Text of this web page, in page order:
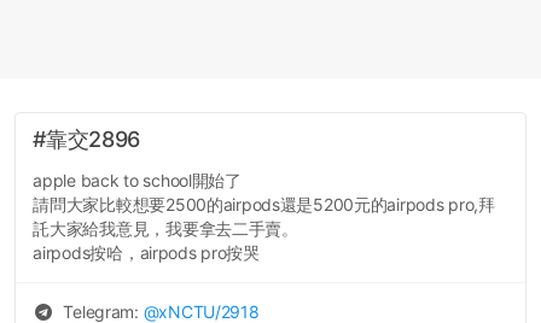
#靠交2896
apple back to school開始了
請問大家比較想要2500的airpods還是5200元的airpods pro,拜
託大家給我意見，我要拿去二手賣。
airpods按哈，airpods pro按哭
Telegram: @xNCTU/2918